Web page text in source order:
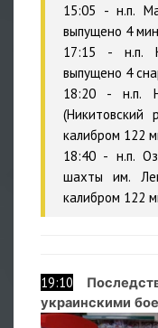
15:05 - н.п.
выпущено 4
17:15 - н.п.
выпущено 4
18:20 - н.п.
(Никитовский
калибром 122
18:40 - н.п.
шахты им.
калибром 122
19:10
украинскими